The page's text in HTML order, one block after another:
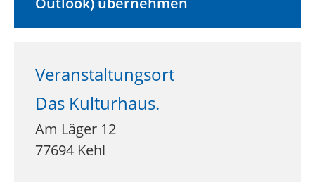
Veranstaltungsort
Das Kulturhaus.
Am Läger 12
77694 Kehl